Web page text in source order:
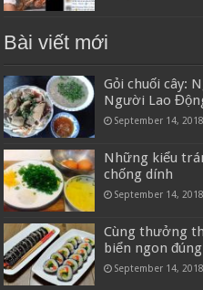
Bài viết mới
Gỏi chuối cây:
Người Lao
September 14, 2018
Những kiểu
chống dính
September 14, 2018
Cùng thưởng
biển ngon
September 14, 2018